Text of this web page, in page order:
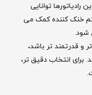
توانایی
خنک‌ کننده کمک می
شود.
و قدرتمند تر باشد،
برای انتخاب دقیق ‌تر،